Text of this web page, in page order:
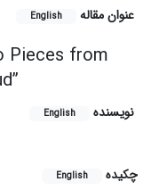
عنوان مقاله English
Pieces from
نویسنده English
چکیده
English